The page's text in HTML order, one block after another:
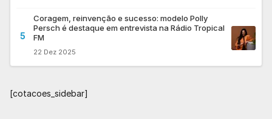
5
Coragem, reinvenção e sucesso: modelo Polly
Persch é destaque em entrevista na Rádio Tropical
FM
22 Dez 2025
[cotacoes_sidebar]